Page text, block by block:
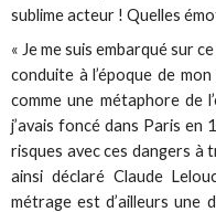
sublime acteur ! Quelles
« Je me suis embarqué sur
conduite à l’époque de
comme une métaphore de
j’avais foncé dans Paris en
risques avec ces dangers à
ainsi déclaré Claude
métrage est d’ailleurs une